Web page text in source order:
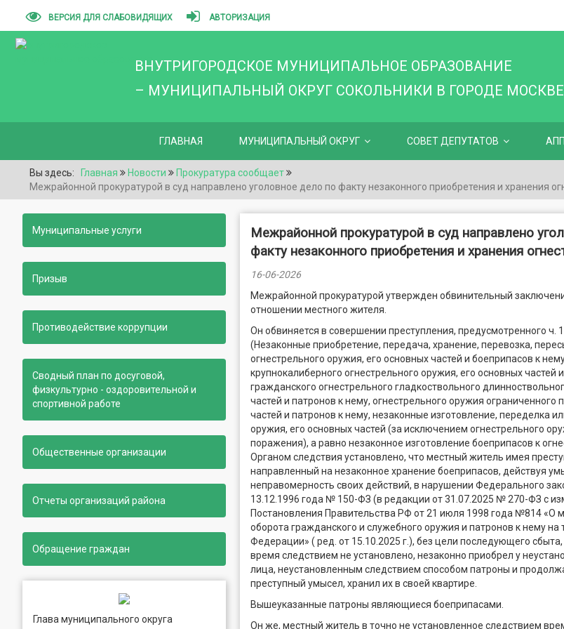
ВЕРСИЯ ДЛЯ СЛАБОВИДЯЩИХ АВТОРИЗАЦИЯ
ВНУТРИГОРОДСКОЕ МУНИЦИПАЛЬНОЕ ОБРАЗОВАНИЕ
– МУНИЦИПАЛЬНЫЙ ОКРУГ СОКОЛЬНИКИ В ГОРОДЕ МОСКВЕ
ГЛАВНАЯ МУНИЦИПАЛЬНЫЙ ОКРУГ СОВЕТ ДЕПУТАТОВ
Вы здесь: Главная Новости
Прокуратура сообщает
Межрайонной прокуратурой в суд направлено уголовное дело по факту незаконного приобретения и хранения
Муниципальные услуги
Призыв
Противодействие коррупции
Сводный план по досуговой,
физкультурно - оздоровительной и
спортивной работе
Общественные организации
Отчеты организаций района
Обращение граждан
Глава муниципального округа
Межрайонной прокуратурой в суд направлено
факту незаконного приобретения и хранения
16-06-2026
Межрайонной прокуратурой утвержден обвинительный
отношении местного жителя.
Он обвиняется в совершении преступления, предусмотренного ч.
(Незаконные приобретение, передача, хранение, перевозка,
огнестрельного оружия, его основных частей и боеприпасов к
крупнокалиберного огнестрельного оружия, его основных частей
гражданского огнестрельного гладкоствольного
частей и патронов к нему, огнестрельного оружия ограниченного
частей и патронов к нему, незаконные изготовление, переделка
оружия, его основных частей (за исключением огнестрельного
поражения), а равно незаконное изготовление боеприпасов к
Органом следствия установлено, что местный житель имея
направленный на незаконное хранение боеприпасов, действуя
неправомерность своих действий, в нарушении Федерального
13.12.1996 года № 150-ФЗ (в редакции от 31.07.2025 № 270-ФЗ с
Постановления Правительства РФ от 21 июля 1998 года №814 «О
оборота гражданского и служебного оружия и патронов к нему на
Федерации» ( ред. от 15.10.2025 г.), без цели последующего
время следствием не установлено, незаконно приобрел у
лица, неустановленным следствием способом патроны и
преступный умысел, хранил их в своей квартире.
Вышеуказанные патроны являющиеся боеприпасами.
Он же, местный житель в точно не установленное следствием